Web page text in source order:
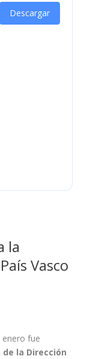
Descargar
la
Vasco
enero fue
de la Dirección